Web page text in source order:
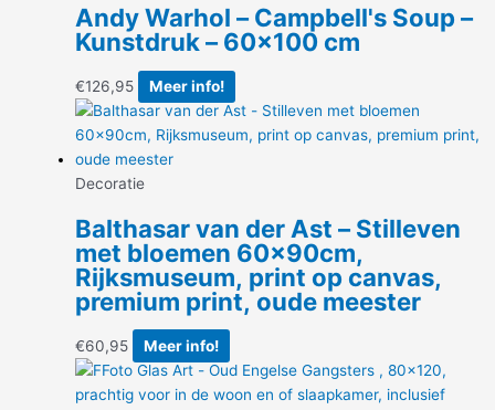
Andy Warhol – Campbell's Soup –
Kunstdruk – 60×100 cm
€126,95 Meer info!
Decoratie
Balthasar van der Ast – Stilleven
met bloemen 60x90cm,
Rijksmuseum, print op canvas,
premium print, oude meester
€60,95 Meer info!